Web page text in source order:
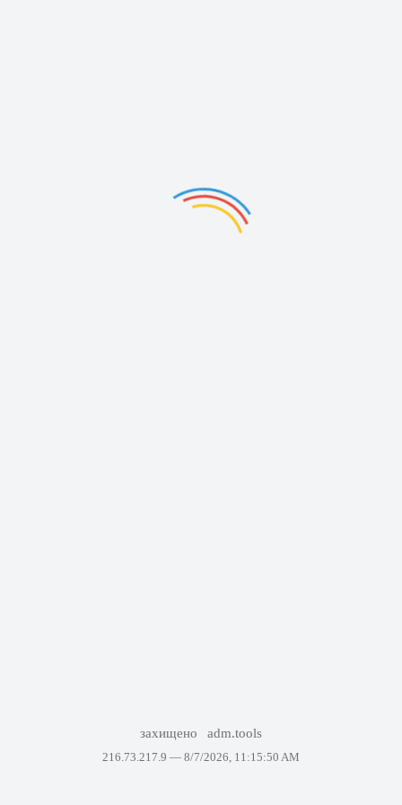
захищено adm.tools
216.73.217.9 — 8/7/2026, 11:15:50 AM